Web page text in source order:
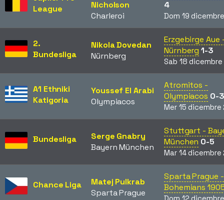
League
Nicholson
Charleroi
4
Dom 19
2.
Bundesliga
Nikola Dovedan
Nürnberg
Erzgebirge Aue
Nürnberg 1-3
Sab 18 dicembre
A1 Ethniki
Katigoria
Youssef El Arabi
Olympiacos
Atromitos -
Olympiacos 0-3
Mer 15 dicembre
Bundesliga
Serge Gnabry
Bayern München
Stuttgart -
München 0-5
Mar 14 dicembre
Chance Liga
Matej Pulkrab
Sparta Prague
Sparta Prague -
Bohemians